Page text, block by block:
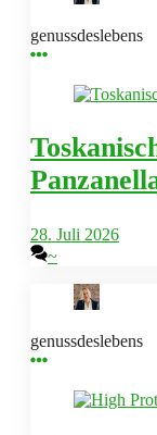
genussdeslebens
28. Juli 2026
~
genussdeslebens